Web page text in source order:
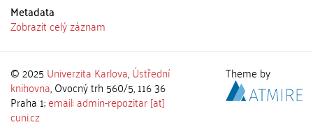
Metadata
Zobrazit celý záznam
© 2025 Univerzita Karlova,Ústřední
knihovna, Ovocný trh 560/5, 116 36
Praha 1;email: admin-repozitar [at]
cuni.cz
Theme by